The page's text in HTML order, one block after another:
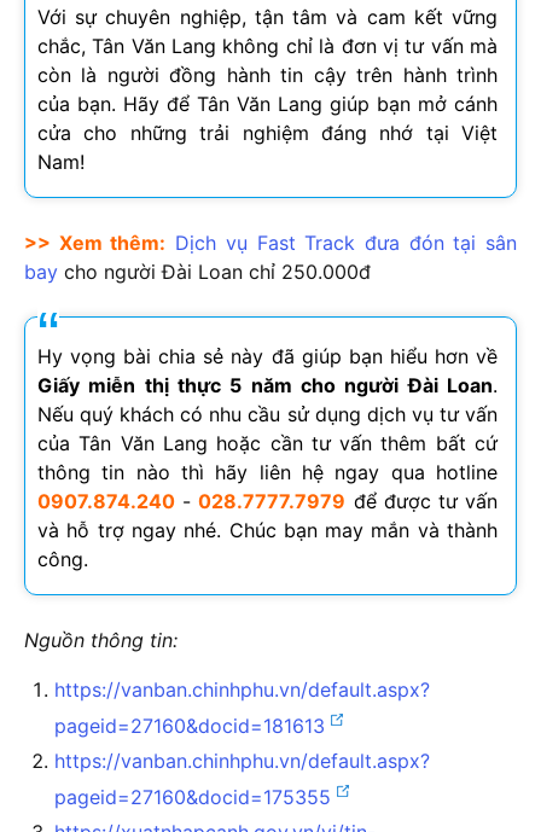
Với sự chuyên nghiệp, tận tâm và cam kết vững
chắc, Tân Văn Lang không chỉ là đơn vị tư vấn mà
còn là người đồng hành tin cậy trên hành trình
của bạn. Hãy để Tân Văn Lang giúp bạn mở cánh
cửa cho những trải nghiệm đáng nhớ tại Việt
Nam!
>> Xem thêm: Dịch vụ Fast Track đưa đón tại sân
bay cho người Đài Loan chỉ 250.000đ
Hy vọng bài chia sẻ này đã giúp bạn hiểu hơn về
Giấy miễn thị thực 5 năm cho người Đài Loan.
Nếu quý khách có nhu cầu sử dụng dịch vụ tư vấn
của Tân Văn Lang hoặc cần tư vấn thêm bất cứ
thông tin nào thì hãy liên hệ ngay qua hotline
0907.874.240 -028.7777.7979 để được tư vấn
và hỗ trợ ngay nhé. Chúc bạn may mắn và thành
công.
Nguồn thông tin:
https://vanban.chinhphu.vn/default.aspx?
pageid=27160&docid=181613
https://vanban.chinhphu.vn/default.aspx?
pageid=27160&docid=175355